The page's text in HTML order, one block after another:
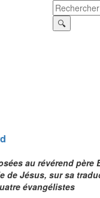
au révérend père
de Jésus, sur sa
évangélistes